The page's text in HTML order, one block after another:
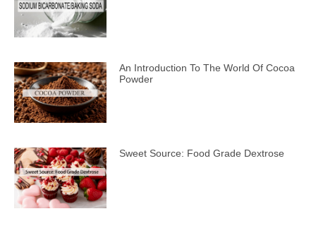
An Introduction To The World Of Cocoa
Powder
Sweet Source: Food Grade Dextrose